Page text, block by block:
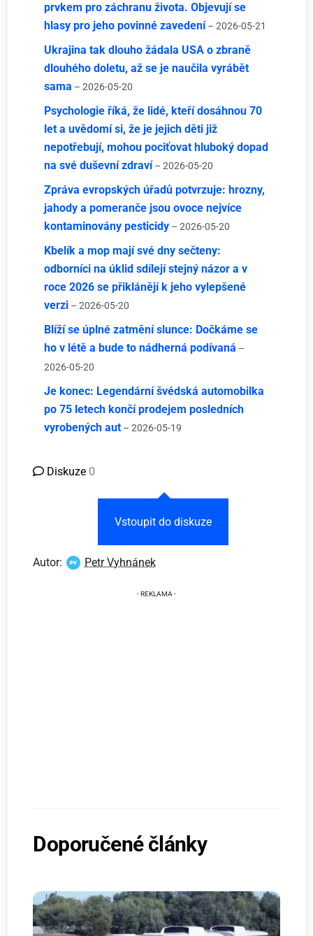
prvkem pro záchranu života. Objevují se
hlasy pro jeho povinné zavedení – 2026-05-21
Ukrajina tak dlouho žádala USA o zbraně
dlouhého doletu, až se je naučila vyrábět
sama – 2026-05-20
Psychologie říká, že lidé, kteří dosáhnou 70
let a uvědomí si, že je jejich děti již
nepotřebují, mohou pociťovat hluboký dopad
na své duševní zdraví – 2026-05-20
Zpráva evropských úřadů potvrzuje: hrozny,
jahody a pomeranče jsou ovoce nejvíce
kontaminovány pesticidy – 2026-05-20
Kbelík a mop mají své dny sečteny:
odborníci na úklid sdílejí stejný názor a v
roce 2026 se přiklánějí k jeho vylepšené
verzi – 2026-05-20
Blíží se úplné zatmění slunce: Dočkáme se
ho v létě a bude to nádherná podívaná –
2026-05-20
Je konec: Legendární švédská automobilka
po 75 letech končí prodejem posledních
vyrobených aut – 2026-05-19
Diskuze 0
Vstoupit do diskuze
Autor: Petr Vyhnánek
Doporučené články